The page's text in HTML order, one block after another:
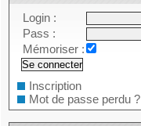
Login :
Pass :
Mémoriser :
Inscription
Mot de passe perdu ?